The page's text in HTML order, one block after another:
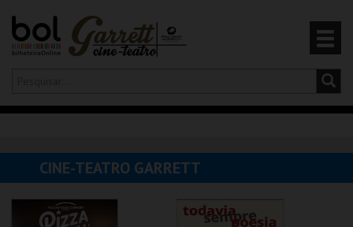
Olá,iniciar sessão
CARRINHO
EVENTOS
CINE-TEATRO GARRETT